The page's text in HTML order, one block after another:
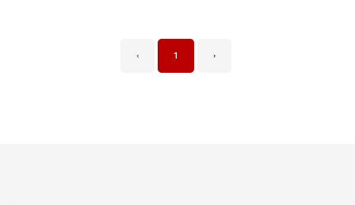
‹ 1 ›